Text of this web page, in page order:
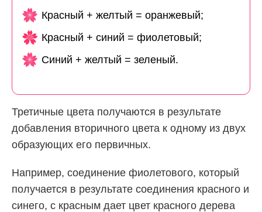
Красный + желтый = оранжевый;
Красный + синий = фиолетовый;
Синий + желтый = зеленый.
Третичные цвета получаются в результате
добавления вторичного цвета к одному из двух
образующих его первичных.
Например, соединение фиолетового, который
получается в результате соединения красного и
синего, с красным дает цвет красного дерева